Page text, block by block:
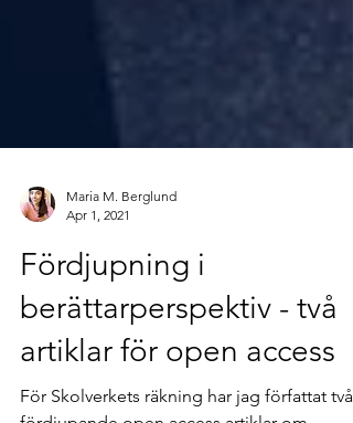
Maria M. Berglund
Apr 1, 2021
Fördjupning i
berättarperspektiv - två
artiklar för open access